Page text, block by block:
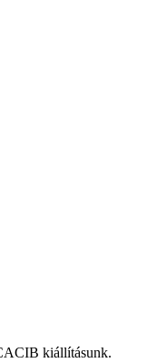
kiállításunk.